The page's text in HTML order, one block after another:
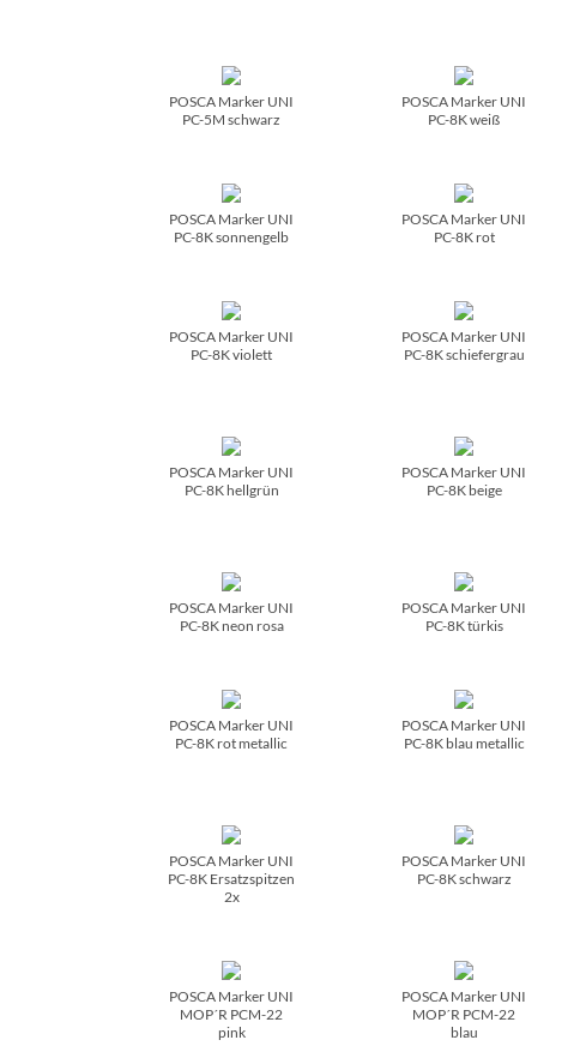
POSCA Marker UNI
PC-5M schwarz
POSCA Marker UNI
PC-8K weiß
POSCA Marker UNI
PC-8K sonnengelb
POSCA Marker UNI
PC-8K rot
POSCA Marker UNI
PC-8K violett
POSCA Marker UNI
PC-8K schiefergrau
POSCA Marker UNI
PC-8K hellgrün
POSCA Marker UNI
PC-8K beige
POSCA Marker UNI
PC-8K neon rosa
POSCA Marker UNI
PC-8K türkis
POSCA Marker UNI
PC-8K rot metallic
POSCA Marker UNI
PC-8K blau metallic
POSCA Marker UNI
PC-8K Ersatzspitzen
2x
POSCA Marker UNI
PC-8K schwarz
POSCA Marker UNI
MOP´R PCM-22
pink
POSCA Marker UNI
MOP´R PCM-22
blau